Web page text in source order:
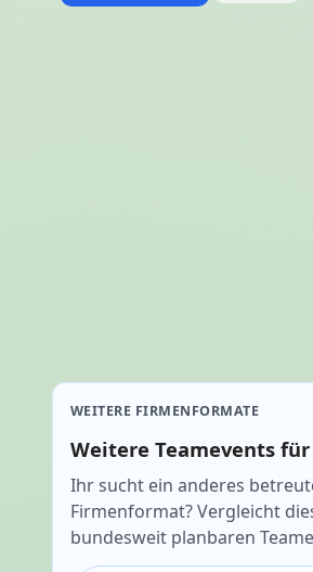
WEITERE FIRMENFORMATE
Weitere Teamevents
Ihr sucht ein anderes
Firmenformat? Vergleicht
bundesweit planbaren